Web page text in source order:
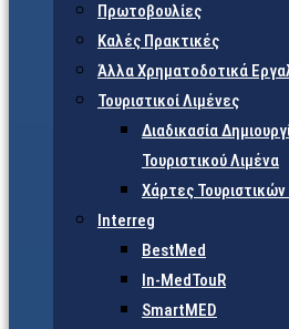
Πρωτοβουλίες
Καλές Πρακτικές
Άλλα Χρηματοδοτικά
Τουριστικοί Λιμένες
Διαδικασία
Τουριστικού Λιμένα
Χάρτες
Interreg
BestMed
In-MedTouR
SmartMED